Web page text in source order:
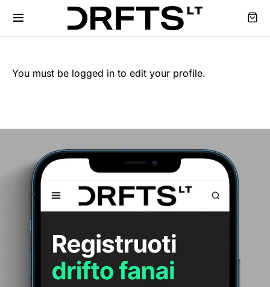
You must be logged in to edit your profile.